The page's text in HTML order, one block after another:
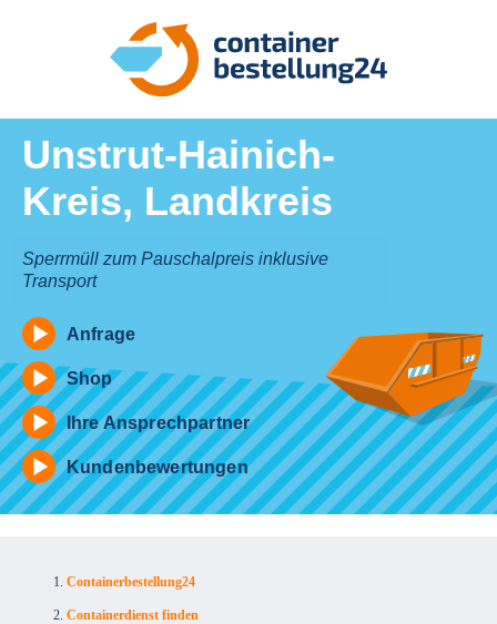
Unstrut-Hainich-
Kreis, Landkreis
Sperrmüll zum Pauschalpreis inklusive
Transport
Anfrage
Shop
Ihre Ansprechpartner
Kundenbewertungen
Containerbestellung24
Containerdienst finden